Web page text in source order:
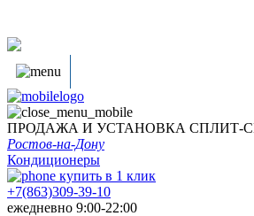
ПРОДАЖА И УСТАНОВКА СПЛИТ-
Ростов-на-Дону
Кондиционеры
купить в 1 клик
+7(863)309-39-10
ежедневно 9:00-22:00